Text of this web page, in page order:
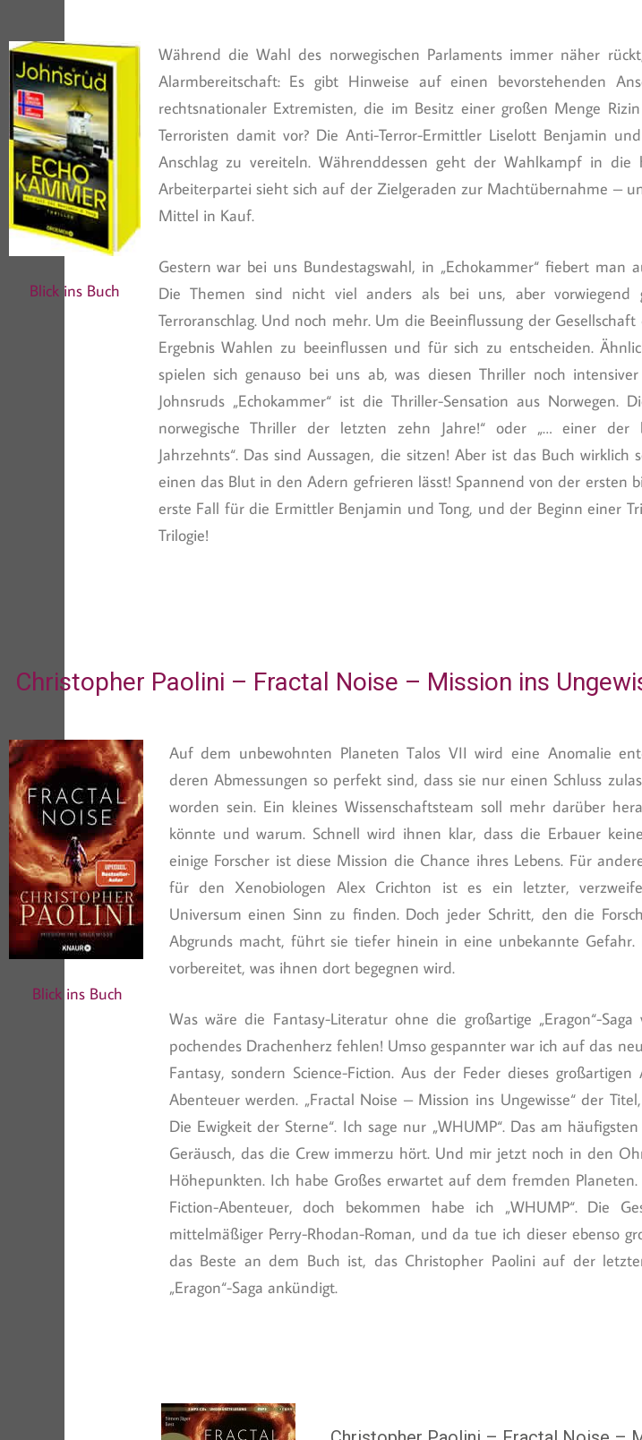
Blick ins Buch
Während die Wahl des norwegischen Parlaments immer näher
Alarmbereitschaft: Es gibt Hinweise auf einen bevorstehenden
rechtsnationaler Extremisten, die im Besitz einer großen Menge
Terroristen damit vor? Die Anti-Terror-Ermittler Liselott Benjamin
Anschlag zu vereiteln. Währenddessen geht der Wahlkampf in die
Arbeiterpartei sieht sich auf der Zielgeraden zur Machtübernahme –
Mittel in Kauf.
Gestern war bei uns Bundestagswahl, in „Echokammer“ fiebert man
Die Themen sind nicht viel anders als bei uns, aber
Terroranschlag. Und noch mehr. Um die Beeinflussung der
Ergebnis Wahlen zu beeinflussen und für sich zu entscheiden.
spielen sich genauso bei uns ab, was diesen Thriller noch
Johnsruds „Echokammer“ ist die Thriller-Sensation aus Norwegen.
norwegische Thriller der letzten zehn Jahre!“ oder „… einer der
Jahrzehnts“. Das sind Aussagen, die sitzen! Aber ist das Buch
einen das Blut in den Adern gefrieren lässt! Spannend von der ersten
erste Fall für die Ermittler Benjamin und Tong, und der Beginn einer
Trilogie!
Christopher Paolini – Fractal Noise – Mission ins
Blick ins Buch
Auf dem unbewohnten Planeten Talos VII wird eine Anomalie
deren Abmessungen so perfekt sind, dass sie nur einen Schluss
worden sein. Ein kleines Wissenschaftsteam soll mehr darüber
könnte und warum. Schnell wird ihnen klar, dass die Erbauer
einige Forscher ist diese Mission die Chance ihres Lebens. Für
für den Xenobiologen Alex Crichton ist es ein letzter,
Universum einen Sinn zu finden. Doch jeder Schritt, den die
Abgrunds macht, führt sie tiefer hinein in eine unbekannte
vorbereitet, was ihnen dort begegnen wird.
Was wäre die Fantasy-Literatur ohne die großartige „Eragon“-
pochendes Drachenherz fehlen! Umso gespannter war ich auf das
Fantasy, sondern Science-Fiction. Aus der Feder dieses
Abenteuer werden. „Fractal Noise – Mission ins Ungewisse“ der
Die Ewigkeit der Sterne“. Ich sage nur „WHUMP“. Das am
Geräusch, das die Crew immerzu hört. Und mir jetzt noch in den
Höhepunkten. Ich habe Großes erwartet auf dem fremden
Fiction-Abenteuer, doch bekommen habe ich „WHUMP“. Die
mittelmäßiger Perry-Rhodan-Roman, und da tue ich dieser ebenso
das Beste an dem Buch ist, das Christopher Paolini auf der
„Eragon“-Saga ankündigt.